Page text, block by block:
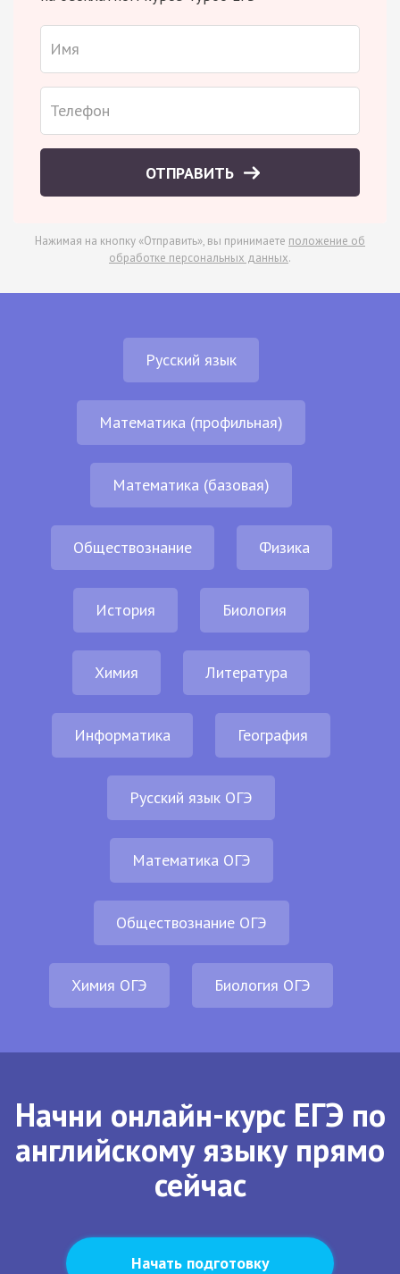
ОТПРАВИТЬ
Нажимая на кнопку «Отправить», вы принимаете положение об
обработке персональных данных.
Русский язык
Математика (профильная)
Математика (базовая)
Обществознание Физика
История Биология
Химия Литература
Информатика География
Русский язык ОГЭ
Математика ОГЭ
Обществознание ОГЭ
Химия ОГЭ Биология ОГЭ
Начни онлайн-курс ЕГЭ по
английскому языку прямо
сейчас
Начать подготовку